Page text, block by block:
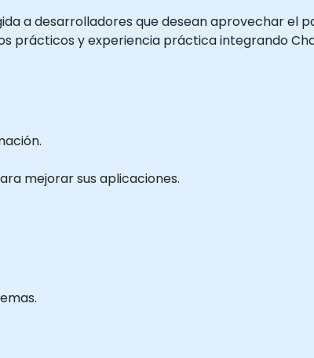
a desarrolladores que desean aprovechar el
prácticos y experiencia práctica integrando
mejorar sus aplicaciones.